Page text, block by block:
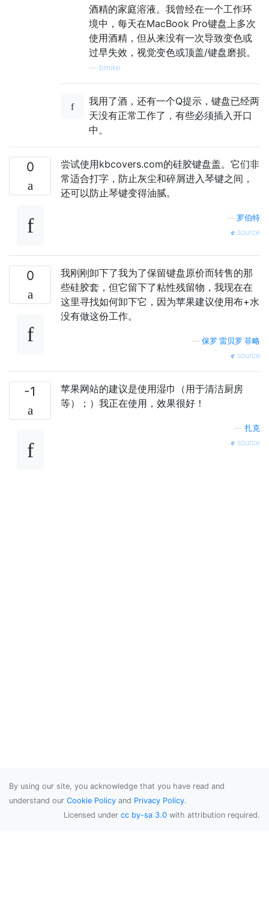
酒精的家庭溶液。我曾经在一个工作环
境中，每天在MacBook Pro键盘上多次
使用酒精，但从来没有一次导致变色或
过早失效，视觉变色或顶盖/键盘磨损。
bmike
我用了酒，还有一个Q提示，键盘已经两
天没有正常工作了，有些必须插入开口
中。
0
尝试使用kbcovers.com的硅胶键盘盖。它们非
常适合打字，防止灰尘和碎屑进入琴键之间，
还可以防止琴键变得油腻。
罗伯特
source
0
我刚刚卸下了我为了保留键盘原价而转售的那
些硅胶套，但它留下了粘性残留物，我现在在
这里寻找如何卸下它，因为苹果建议使用布+水
没有做这份工作。
保罗·雷贝罗·菲略
source
-1
苹果网站的建议是使用湿巾（用于清洁厨房
等）；）我正在使用，效果很好！
扎克
source
By using our site, you acknowledge that you have read and
understand our Cookie Policy and Privacy Policy.
Licensed under cc by-sa 3.0 with attribution required.